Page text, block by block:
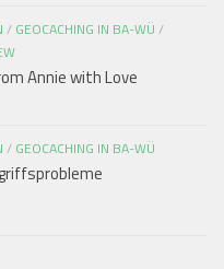
/ GEOCACHING IN BA-WÜ /
Annie with Love
/ GEOCACHING IN BA-WÜ